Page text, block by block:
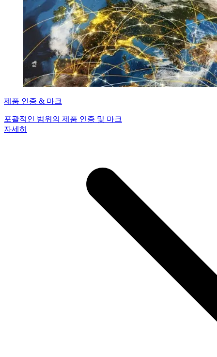
제품 인증 & 마크
포괄적인 범위의 제품 인증 및 마크
자세히